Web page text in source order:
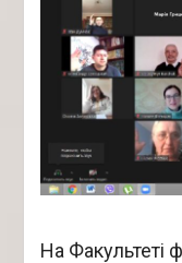
На Факультеті